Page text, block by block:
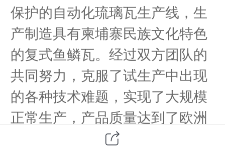
保护的自动化琉璃瓦生产线， 生
产制造具有柬埔寨民族文化特色
的复式鱼鳞瓦。经过双方团队的
共同努力，克服了试生产中出现
的各种技术难题，实现了大规模
正常生产，产品质量达到了欧洲
同类产品标准。这对降低柬埔寨